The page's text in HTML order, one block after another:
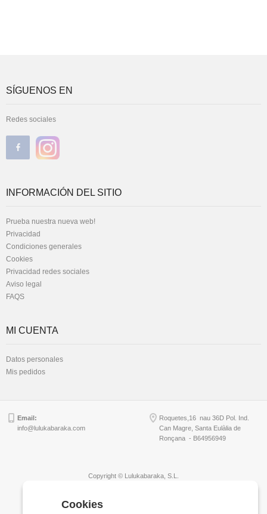
SÍGUENOS EN
Redes sociales
INFORMACIÓN DEL SITIO
Prueba nuestra nueva web!
Privacidad
Condiciones generales
Cookies
Privacidad redes sociales
Aviso legal
FAQS
MI CUENTA
Datos personales
Mis pedidos
Email:
info@lulukabaraka.com
Roquetes,16 nau 36D Pol. Ind.
Can Magre, Santa Eulàlia de
Ronçana - B64956949
Copyright © Lulukabaraka, S.L.
Cookies